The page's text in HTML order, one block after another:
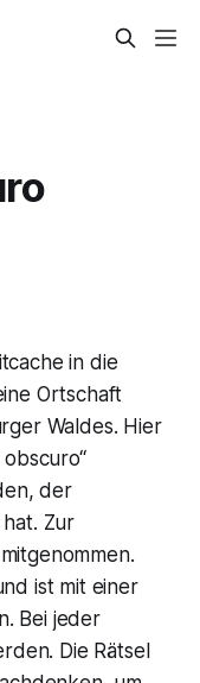
in die
Ortschaft
Waldes. Hier
der
Zur
ist mit einer
Bei jeder
Die Rätsel